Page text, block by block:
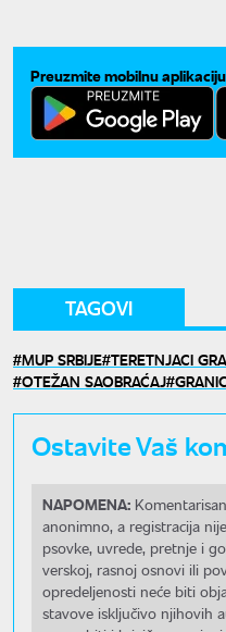
Preuzmite mobilnu
TAGOVI
MUP SRBIJE TERETNJACI
OTEŽAN SAOBRAĆAJ
Ostavite Vaš
NAPOMENA:
anonimno, a registracija
psovke, uvrede, pretnje i
verskoj, rasnoj osnovi ili
opredeljenosti neće biti
stavove isključivo njihovih